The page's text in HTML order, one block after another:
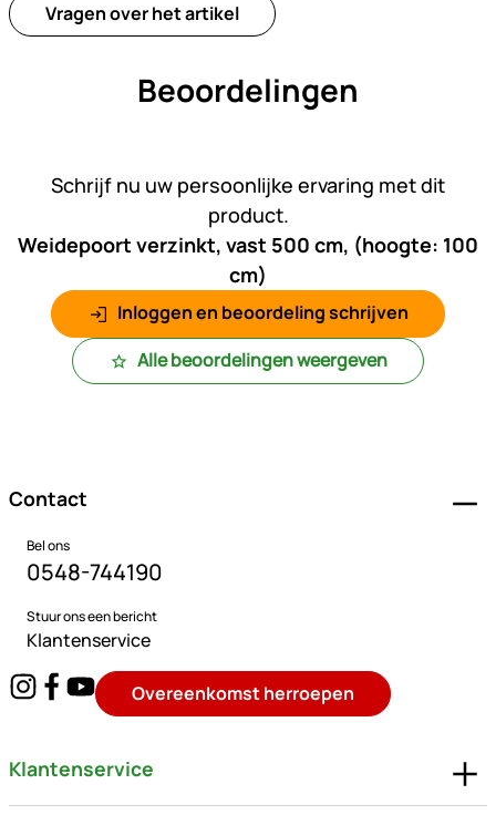
Vragen over het artikel
Beoordelingen
Schrijf nu uw persoonlijke ervaring met dit
product.
Weidepoort verzinkt, vast 500 cm, (hoogte: 100
cm)
Inloggen en beoordeling schrijven
Alle beoordelingen weergeven
Contact
Bel ons
0548-744190
Stuur ons een bericht
Klantenservice
Overeenkomst herroepen
Klantenservice